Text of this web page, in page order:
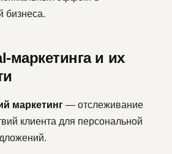
бизнеса.
и их
маркетинг — отслеживание
клиента для персональной